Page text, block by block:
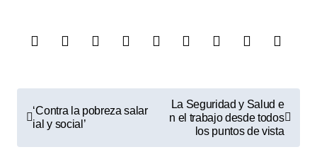
a
v
‘Contra la pobreza salar
ial y social’
La Seguridad y Salud e
n el trabajo desde todos
los puntos de vista